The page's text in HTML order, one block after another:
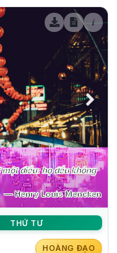
i
điều: họ đều không
— Henry Louis Mencken
THỨ TƯ
HOÀNG ĐẠO